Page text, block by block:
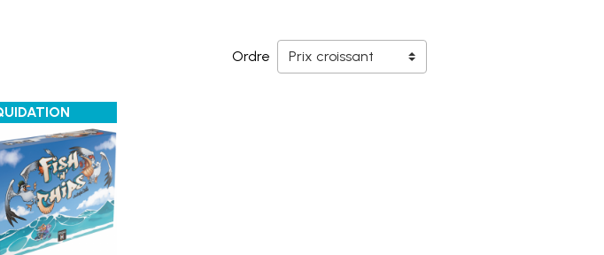
Ordre